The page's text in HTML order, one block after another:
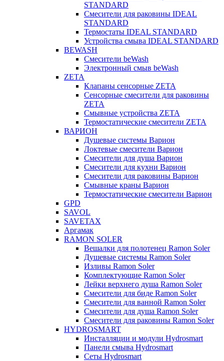
STANDARD
Смесители для раковины IDEAL
STANDARD
Термостаты IDEAL STANDARD
Устройства смыва IDEAL STANDARD
BEWASH
Смесители beWash
Электронный смыв beWash
ZETA
Клапаны сенсорные ZETA
Сенсорные смесители для раковины
ZETA
Смывные устройства ZETA
Термостатические смесители ZETA
ВАРИОН
Душевые системы Варион
Локтевые смесители Варион
Смесители для душа Варион
Смесители для кухни Варион
Смесители для раковины Варион
Смывные краны Варион
Термостатические смесители Варион
GPD
SAVOL
SAVETAX
Аргамак
RAMON SOLER
Вешалки для полотенец Ramon Soler
Душевые системы Ramon Soler
Изливы Ramon Soler
Комплектующие Ramon Soler
Лейки верхнего душа Ramon Soler
Смесители для биде Ramon Soler
Смесители для ванной Ramon Soler
Смесители для душа Ramon Soler
Смесители для раковины Ramon Soler
HYDROSMART
Инсталляции и модули Hydrosmart
Панели смыва Hydrosmart
Сеты Hydrosmart